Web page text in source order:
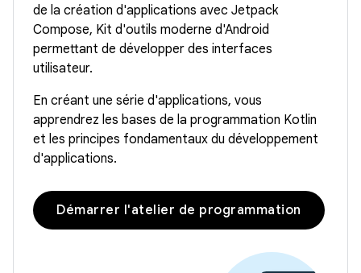
de la création d'applications avec Jetpack
Compose, Kit d'outils moderne d'Android
permettant de développer des interfaces
utilisateur.
En créant une série d'applications, vous
apprendrez les bases de la programmation Kotlin
et les principes fondamentaux du développement
d'applications.
Démarrer l'atelier de programmation